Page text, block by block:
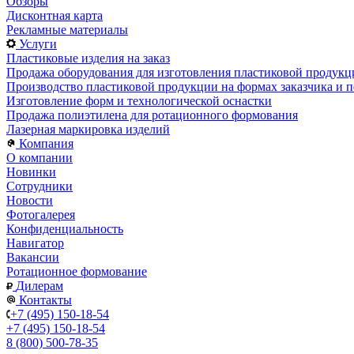
Дисконтная карта
Рекламные материалы
Услуги
Пластиковые изделия на заказ
Продажа оборудования для изготовления пластиковой
Производство пластиковой продукции на формах заказчика и
Изготовление форм и технологической оснастки
Продажа полиэтилена для ротационного формования
Лазерная маркировка изделий
Компания
О компании
Новинки
Сотрудники
Новости
Фотогалерея
Конфиденциальность
Навигатор
Вакансии
Ротационное формование
Дилерам
Контакты
+7 (495) 150-18-54
+7 (495) 150-18-54
8 (800) 500-78-35